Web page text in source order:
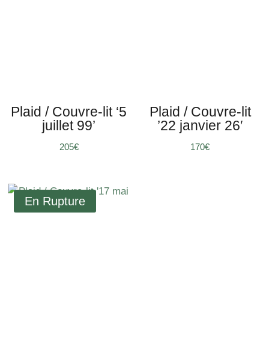
Plaid / Couvre-lit ‘5
juillet 99’
205€
Plaid / Couvre-lit
’22 janvier 26′
170€